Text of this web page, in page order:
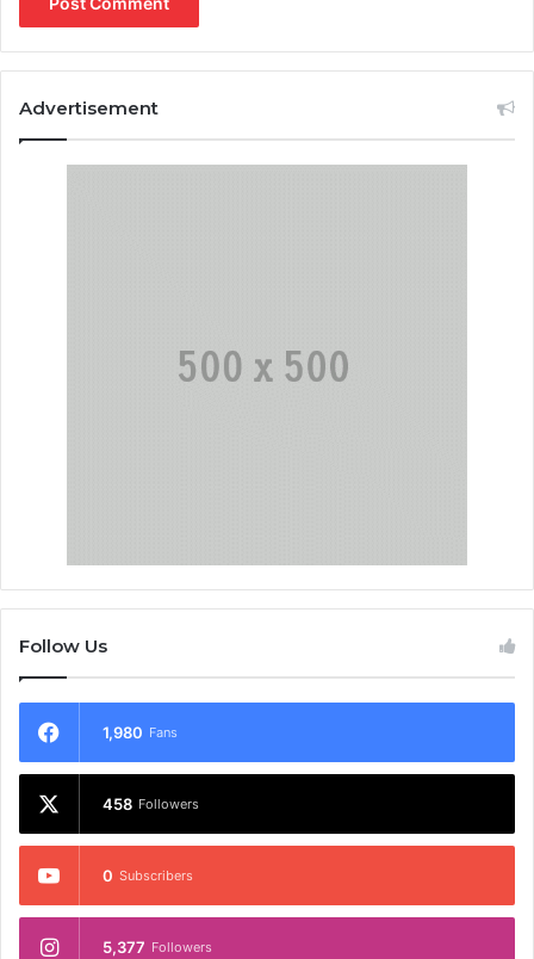
Advertisement
Follow Us
1,980 Fans
458 Followers
0 Subscribers
5,377 Followers